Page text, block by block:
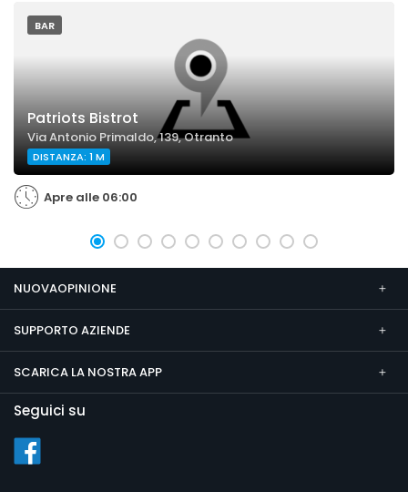
BAR
Patriots Bistrot
Via Antonio Primaldo, 139, Otranto
DISTANZA: 1 M
Apre alle 06:00
NUOVAOPINIONE
SUPPORTO AZIENDE
SCARICA LA NOSTRA APP
Seguici su